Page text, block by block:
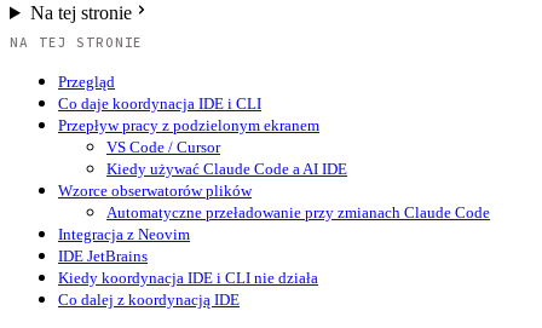
Na tej stronie
NA TEJ STRONIE
Przegląd
Co daje koordynacja IDE i CLI
Przepływ pracy z podzielonym ekranem
VS Code / Cursor
Kiedy używać Claude Code a AI IDE
Wzorce obserwatorów plików
Automatyczne przeładowanie przy zmianach Claude Code
Integracja z Neovim
IDE JetBrains
Kiedy koordynacja IDE i CLI nie działa
Co dalej z koordynacją IDE